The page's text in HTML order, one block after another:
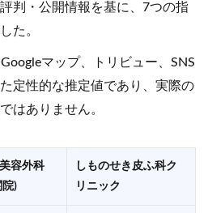
判・公開情報を基に、7つの指
た。
マップ、トリビュー、SNS
定性的な推定値であり、実際の
はありません。
容外科
院)
しものせき皮ふ科ク
リニック